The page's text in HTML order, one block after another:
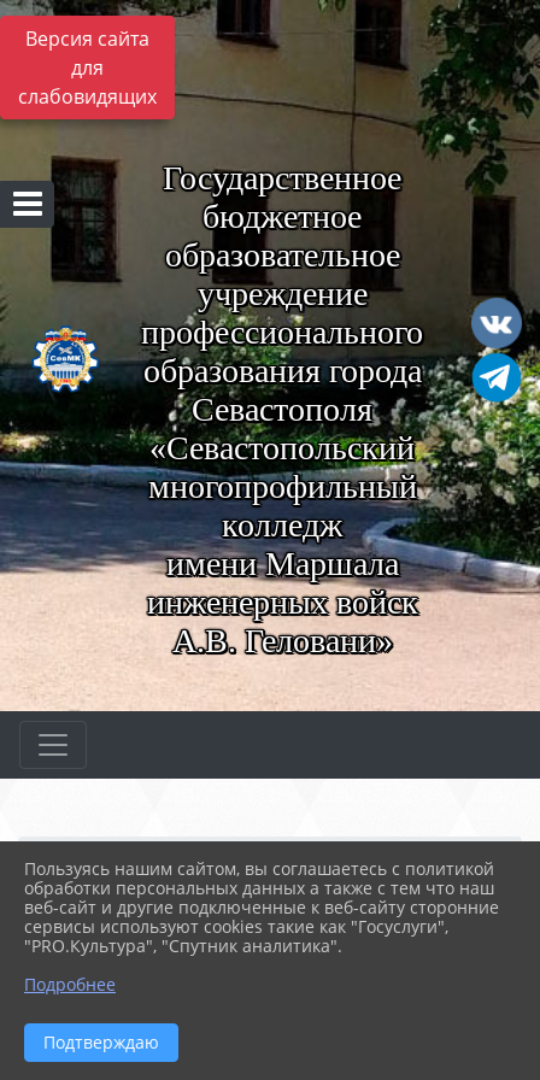
Версия сайта
для
слабовидящих
Государственное
бюджетное
образовательное
учреждение
профессионального
образования города
Севастополя
«Севастопольский
многопрофильный
колледж
имени Маршала
инженерных войск
А.В. Геловани»
Главная
СВЕДЕНИЯ ОБ ОБРАЗОВАТЕ...
03. Документы
4. Защита персональных...
Региональные
15.03.2019 10:26
Приказ Департамента образования города
Севастополя от 06.09.2016 №906 «Об обработке
персональных данных в Департаменте образования
Пользуясь нашим сайтом, вы соглашаетесь с политикой
обработки персональных данных а также с тем что наш
веб-сайт и другие подключенные к веб-сайту сторонние
сервисы используют cookies такие как "Госуслуги",
"PRO.Культура", "Спутник аналитика".
Подробнее
Подтверждаю